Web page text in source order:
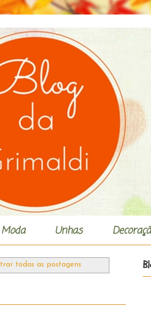
Moda Unhas
todas as postagens